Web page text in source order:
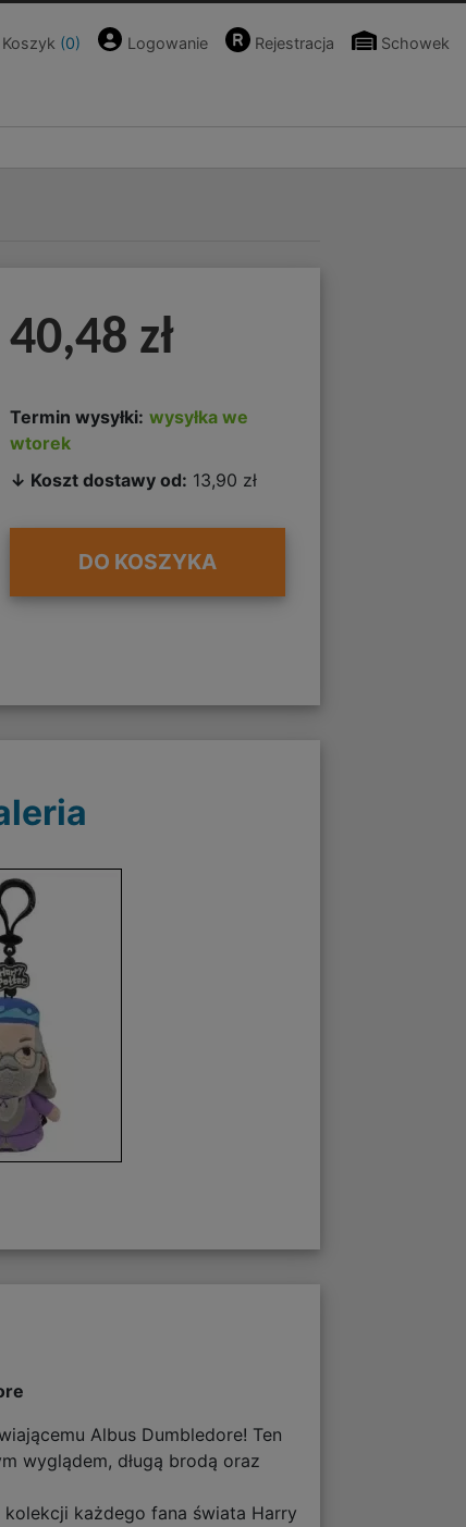
Koszyk (0) Logowanie Rejestracja Schowek
40,48 zł
Termin wysyłki: wysyłka we
wtorek
↓ Koszt dostawy od: 13,90 zł
DO KOSZYKA
Albus Dumbledore! Ten
wyglądem, długą brodą oraz
każdego fana świata Harry